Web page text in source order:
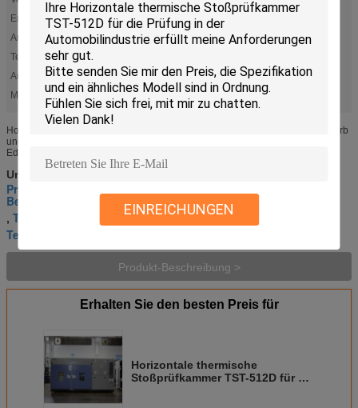
EINREICHUNGEN
Energie:
Anwendung:
Automobil
Test-Zone bemisst W×H×D (Millimeter):
Außenmaße W×H×D (Millimeter):
4600×1900×2130
Material:
Edelstahl
Horizontale thermische Stoßprüfkammer TST-512D Eigenschaften Ein Testkorb
und zwei Prüfkammern Links und rechts bewegen Doppeltüren Struktur aus
Edelstahl Maßgeschneiderte Größe Beobachtungsfenster mit einer ...
Umbauten:
Prüfungs- unter umgebungsbedingter
Beanspruchungkammern
, Thermischen Schock Kammer,
Temperatur-Schock-Test-Kammer
Produkt-Beschreibung >
Erhalten Sie den besten Preis für
Horizontale thermische
Stoßprüfkammer TST-512D für die